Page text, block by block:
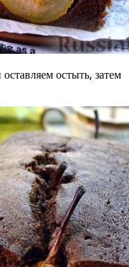
остыть, затем